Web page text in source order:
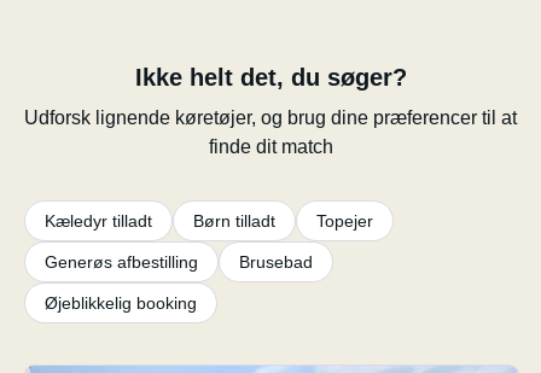
Ikke helt det, du søger?
Udforsk lignende køretøjer, og brug dine præferencer til at
finde dit match
Kæledyr tilladt Børn tilladt Topejer
Generøs afbestilling Brusebad
Øjeblikkelig booking